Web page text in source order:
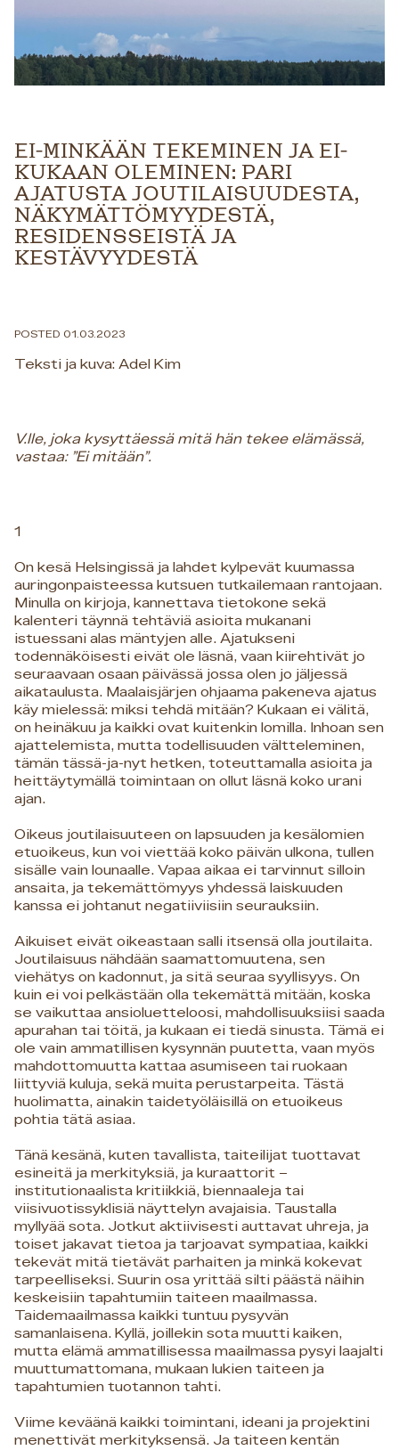
EI-MINKÄÄN TEKEMINEN JA EI-
KUKAAN OLEMINEN: PARI
AJATUSTA JOUTILAISUUDESTA,
NÄKYMÄTTÖMYYDESTÄ,
RESIDENSSEISTÄ JA
KESTÄVYYDESTÄ
POSTED 01.03.2023
Teksti ja kuva: Adel Kim
V.lle, joka kysyttäessä mitä hän tekee elämässä,
vastaa: ”Ei mitään”.
1
On kesä Helsingissä ja lahdet kylpevät kuumassa
auringonpaisteessa kutsuen tutkailemaan rantojaan.
Minulla on kirjoja, kannettava tietokone sekä
kalenteri täynnä tehtäviä asioita mukanani
istuessani alas mäntyjen alle. Ajatukseni
todennäköisesti eivät ole läsnä, vaan kiirehtivät jo
seuraavaan osaan päivässä jossa olen jo jäljessä
aikataulusta. Maalaisjärjen ohjaama pakeneva ajatus
käy mielessä: miksi tehdä mitään? Kukaan ei välitä,
on heinäkuu ja kaikki ovat kuitenkin lomilla. Inhoan sen
ajattelemista, mutta todellisuuden vältteleminen,
tämän tässä-ja-nyt hetken, toteuttamalla asioita ja
heittäytymällä toimintaan on ollut läsnä koko urani
ajan.
Oikeus joutilaisuuteen on lapsuuden ja kesälomien
etuoikeus, kun voi viettää koko päivän ulkona, tullen
sisälle vain lounaalle. Vapaa aikaa ei tarvinnut silloin
ansaita, ja tekemättömyys yhdessä laiskuuden
kanssa ei johtanut negatiiviisiin seurauksiin.
Aikuiset eivät oikeastaan salli itsensä olla joutilaita.
Joutilaisuus nähdään saamattomuutena, sen
viehätys on kadonnut, ja sitä seuraa syyllisyys. On
kuin ei voi pelkästään olla tekemättä mitään, koska
se vaikuttaa ansioluetteloosi, mahdollisuuksiisi saada
apurahan tai töitä, ja kukaan ei tiedä sinusta. Tämä ei
ole vain ammatillisen kysynnän puutetta, vaan myös
mahdottomuutta kattaa asumiseen tai ruokaan
liittyviä kuluja, sekä muita perustarpeita. Tästä
huolimatta, ainakin taidetyöläisillä on etuoikeus
pohtia tätä asiaa.
Tänä kesänä, kuten tavallista, taiteilijat tuottavat
esineitä ja merkityksiä, ja kuraattorit –
institutionaalista kritiikkiä, biennaaleja tai
viisivuotissyklisiä näyttelyn avajaisia. Taustalla
myllyää sota. Jotkut aktiivisesti auttavat uhreja, ja
toiset jakavat tietoa ja tarjoavat sympatiaa, kaikki
tekevät mitä tietävät parhaiten ja minkä kokevat
tarpeelliseksi. Suurin osa yrittää silti päästä näihin
keskeisiin tapahtumiin taiteen maailmassa.
Taidemaailmassa kaikki tuntuu pysyvän
samanlaisena. Kyllä, joillekin sota muutti kaiken,
mutta elämä ammatillisessa maailmassa pysyi laajalti
muuttumattomana, mukaan lukien taiteen ja
tapahtumien tuotannon tahti.
Viime keväänä kaikki toimintani, ideani ja projektini
menettivät merkityksensä. Ja taiteen kentän